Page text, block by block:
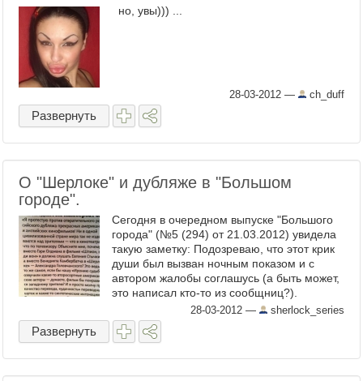
но, увы))) ...
28-03-2012 — ch_duff
Развернуть
О "Шерлоке" и дубляже в "Большом
городе".
Сегодня в очередном выпуске "Большого
города" (№5 (294) от 21.03.2012) увидела
такую заметку: Подозреваю, что этот крик
души был вызван ночным показом и с
автором жалобы соглашусь (а быть может,
это написал кто-то из сообщниц?).
Отсутствие субтитров, ...
28-03-2012 — sherlock_series
Развернуть